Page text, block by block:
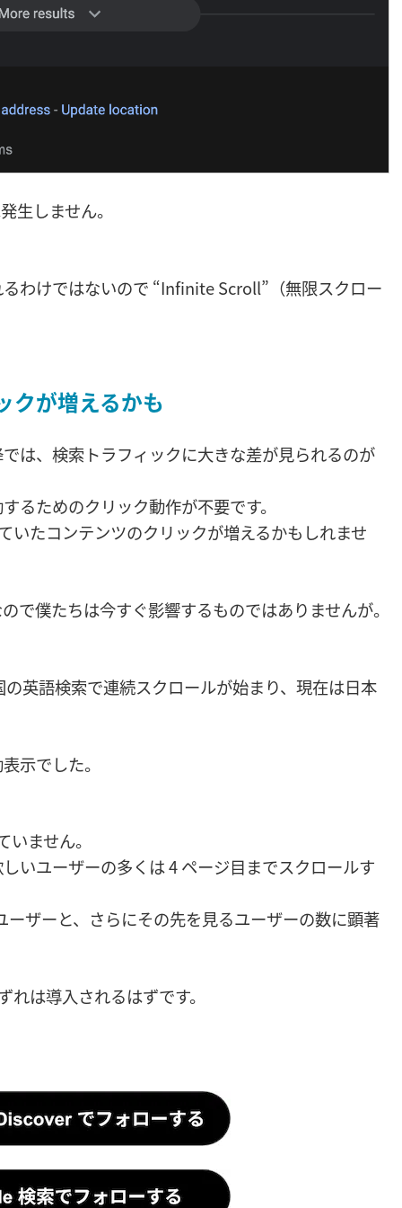
生しません。
わけではないので “Infinite Scroll”（無限スクロー
クが増えるかも
は、検索トラフィックに大きな差が見られるのが
るためのクリック動作が不要です。
いたコンテンツのクリックが増えるかもしれませ
で僕たちは今すぐ影響するものではありませんが。
の英語検索で連続スクロールが始まり、現在は日本
示でした。
ません。
いユーザーの多くは 4 ページ目までスクロールす
ザーと、さらにその先を見るユーザーの数に顕著
は導入されるはずです。